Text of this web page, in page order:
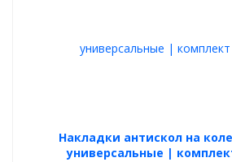
Накладки антискол на
универсальные |